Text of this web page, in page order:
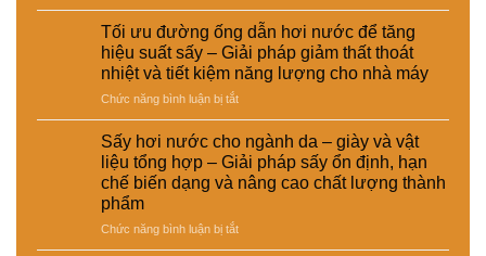
–
Giải
pháp
nâng
cao
chất
lượng
và
hiệu
suất
và
sấy
điện
Lựa
chọn
giải
pháp
kinh
cho
máy
thức
ăn
chăn
nuôi
–
Giải
pháp
ổn
định
dinh
dưỡng
nâng
cao
dụng
nồi
hơi
tự
động
trong
hệ
thống
sấy
hơi
–
Tối ưu đường ống dẫn hơi nước để tăng
hiệu suất sấy – Giải pháp giảm thất thoát
nhiệt và tiết kiệm năng lượng cho nhà máy
Chức năng bình luận bị tắtở
đường
ống
dẫn
nước
Sấy hơi nước cho ngành da – giày và vật
liệu tổng hợp – Giải pháp sấy ổn định, hạn
chế biến dạng và nâng cao chất lượng thành
phẩm
Chức năng bình luận bị tắtở